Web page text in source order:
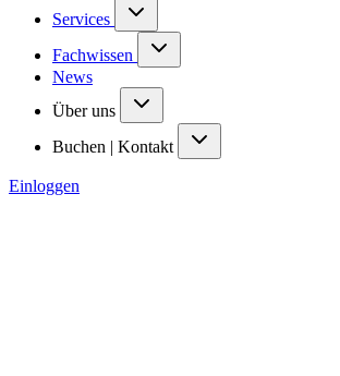
Services
Fachwissen
News
Über uns
Buchen | Kontakt
Einloggen